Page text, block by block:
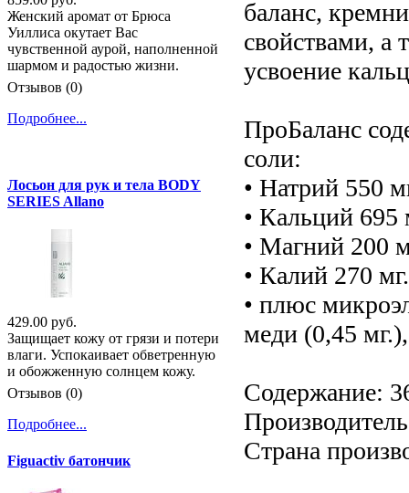
баланс,
свойствами, а
усвоение
ПроБаланс
соли:
• Натрий 550
• Кальций 695
• Магний 200
• Калий 270
• плюс
меди (0,45
Содержание:
Страна
Женский аромат от Брюса
Уиллиса окутает Вас
чувственной аурой, наполненной
шармом и радостью жизни.
Отзывов (0)
Подробнее...
Лосьон для рук и тела BODY
SERIES Allano
429.00 руб.
Защищает кожу от грязи и потери
влаги. Успокаивает обветренную
и обожженную солнцем кожу.
Отзывов (0)
Подробнее...
Figuactiv батончик